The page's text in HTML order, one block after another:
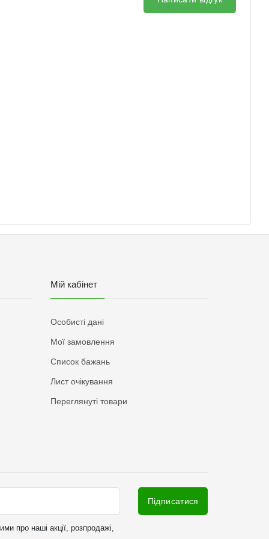
Мій кабінет
Особисті дані
Мої замовлення
Список бажань
Лист очікування
Переглянуті товари
про наші акції, розпродажі,
Підписатися